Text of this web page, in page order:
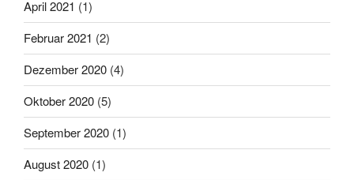
April 2021 (1)
Februar 2021 (2)
Dezember 2020 (4)
Oktober 2020 (5)
September 2020 (1)
August 2020 (1)